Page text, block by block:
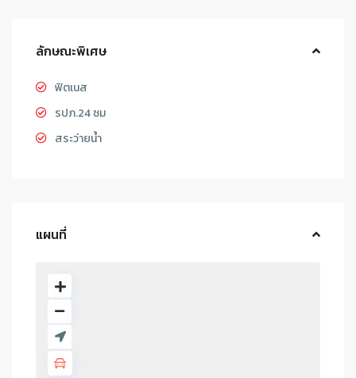
ลักษณะพิเศษ
ฟิตเนส
รปภ.24 ชม
สระว่ายน้ำ
แผนที่